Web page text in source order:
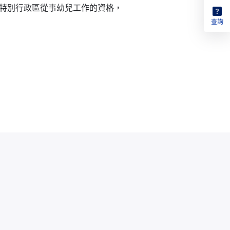
別行政區從事幼兒工作的資格，
查詢